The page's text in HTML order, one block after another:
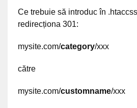
Ce trebuie să introduc în
redirecționa 301:
mysite.com/category/xxx
către
mysite.com/customname/xxx